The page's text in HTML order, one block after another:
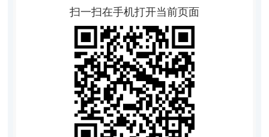
扫一扫在手机打开当前页面